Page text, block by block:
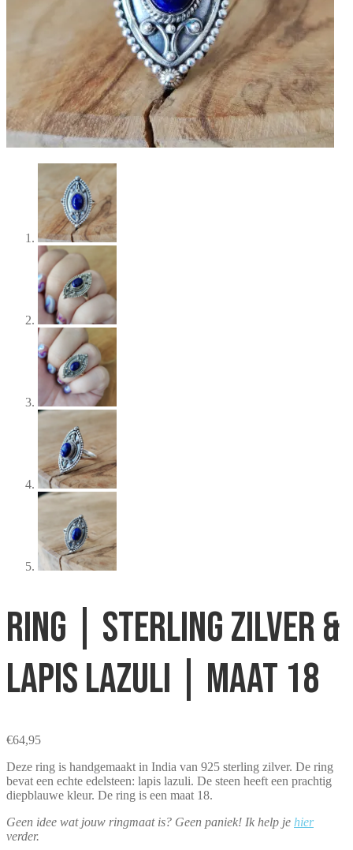
Ring | Sterling zilver &
lapis lazuli | maat 18
€64,95
Deze ring is handgemaakt in India van 925 sterling zilver. De ring
bevat een echte edelsteen: lapis lazuli. De steen heeft een prachtig
diepblauwe kleur. De ring is een maat 18.
Geen idee wat jouw ringmaat is? Geen paniek! Ik help je hier
verder.